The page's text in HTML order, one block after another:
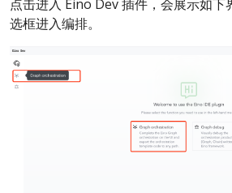
点击进入 Eino Dev 插件，会展示如下
选框进入编排。